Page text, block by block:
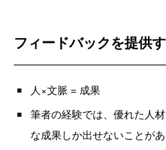
フィードバックを提供
人×文脈 = 成果
筆者の経験では、優れた人
な成果しか出せないことが